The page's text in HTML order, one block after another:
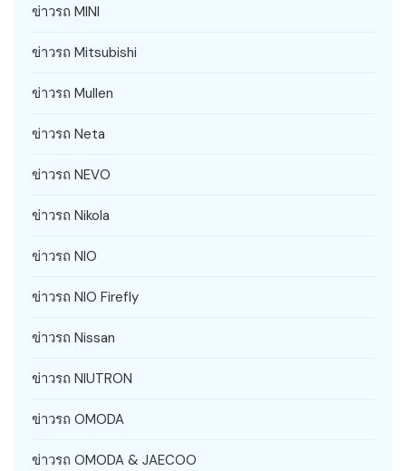
ข่าวรถ MINI
ข่าวรถ Mitsubishi
ข่าวรถ Mullen
ข่าวรถ Neta
ข่าวรถ NEVO
ข่าวรถ Nikola
ข่าวรถ NIO
ข่าวรถ NIO Firefly
ข่าวรถ Nissan
ข่าวรถ NIUTRON
ข่าวรถ OMODA
ข่าวรถ OMODA & JAECOO